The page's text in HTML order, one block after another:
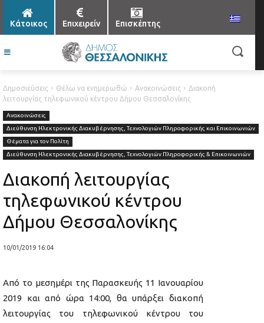
Κάτοικος Επιχειρείν Επισκέπτης
Δημοσιεύσεις Θέλω να ενημερωθώ Ανακοινώσεις
Διακοπή
λειτουργίας τηλεφωνικού κέντρου Δήμου Θεσσαλονίκης
Ανακοινώσεις
Διεύθυνση Ηλεκτρονικής Διακυβέρνησης, Τεχνολογιών Πληροφορικής και Επικοινωνιών
Θέματα για τον Πολίτη
Διεύθυνση Ηλεκτρονικής Διακυβέρνησης, Τεχνολογιών Πληροφορικής & Επικοινωνιών
Διακοπή λειτουργίας
τηλεφωνικού κέντρου
Δήμου Θεσσαλονίκης
10/01/2019 16:04
Από το μεσημέρι της Παρασκευής 11 Ιανουαρίου
2019 και από ώρα 14:00, θα υπάρξει διακοπή
λειτουργίας του τηλεφωνικού κέντρου του